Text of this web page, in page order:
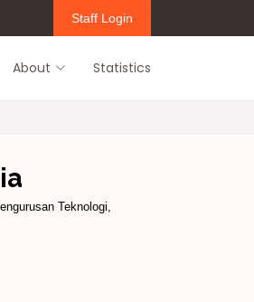
Staff Login
About Statistics
Teknologi,